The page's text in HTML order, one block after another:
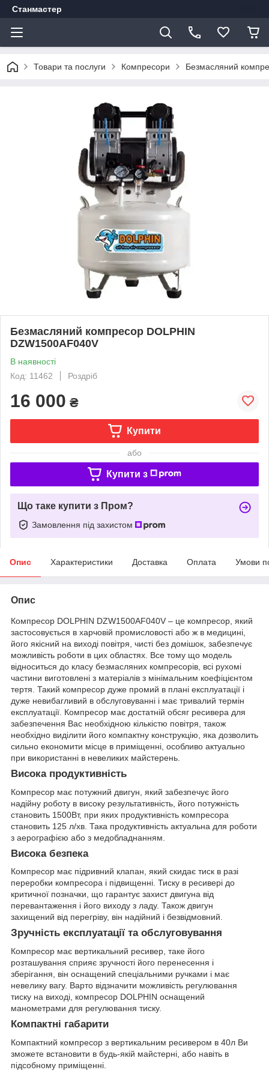
Станмастер
Товари та послуги Компресори Безмасляний
Безмасляний компресор DOLPHIN
DZW1500AF040V
В наявності
Код: 11462
Роздріб
16 000 ₴
Купити
або
Купити з
Що таке купити з Пром?
Замовлення під захистом
Опис Характеристики Доставка Оплата Умови
Опис
Компресор DOLPHIN DZW1500AF040V – це компресор, який
застосовується в харчовій промисловості або ж в медицині,
його якісний на виході повітря, чисті без домішок, забезпечує
можливість роботи в цих областях. Все тому що модель
відноситься до класу безмасляних компресорів, всі рухомі
частини виготовлені з матеріалів з мінімальним коефіцієнтом
тертя. Такий компресор дуже промий в плані експлуатації і
дуже невибагливий в обслуговуванні і має тривалий термін
експлуатації. Компресор має достатній обсяг ресивера для
забезпечення Вас необхідною кількістю повітря, також
необхідно виділити його компактну конструкцію, яка дозволить
сильно економити місце в приміщенні, особливо актуально
при використанні в невеликих майстерень.
Висока продуктивність
Компресор має потужний двигун, який забезпечує його
надійну роботу в високу результативність, його потужність
становить 1500Вт, при яких продуктивність компресора
становить 125 л/хв. Така продуктивність актуальна для роботи
з аерографією або з медобладнанням.
Висока безпека
Компресор має підривний клапан, який скидає тиск в разі
переробки компресора і підвищенні. Тиску в ресивері до
критичної позначки, що гарантує захист двигуна від
перевантаження і його виходу з ладу. Також двигун
захищений від перегріву, він надійний і безвідмовний.
Зручність експлуатації та обслуговування
Компресор має вертикальний ресивер, таке його
розташування сприяє зручності його перенесення і
зберігання, він оснащений спеціальними ручками і має
невелику вагу. Варто відзначити можливість регулювання
тиску на виході, компресор DOLPHIN оснащений
манометрами для регулювання тиску.
Компактні габарити
Компактний компресор з вертикальним ресивером в 40л Ви
зможете встановити в будь-якій майстерні, або навіть в
підсобному приміщенні.